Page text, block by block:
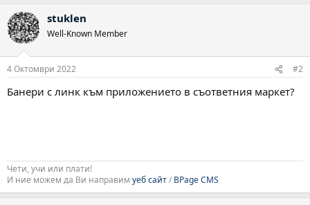
stuklen
Well-Known Member
4 Октомври 2022 #2
Банери с линк към приложението в съответния маркет?
Чети, учи или плати!
И ние можем да Ви направим уеб сайт/ BPage CMS